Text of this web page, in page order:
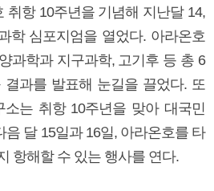
취항 10주년을 기념해 지난달 14,
학 심포지엄을 열었다. 아라온호
과학과 지구과학, 고기후 등 총 6
과를 발표해 눈길을 끌었다. 또
소는 취항 10주년을 맞아 대국민
달 15일과 16일, 아라온호를 타
항해할 수 있는 행사를 연다.